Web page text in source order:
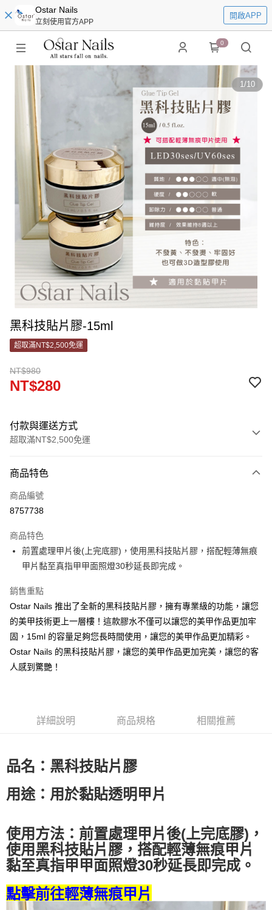
Ostar Nails
立刻使用官方APP
開啟APP
0
1/10
黑科技貼片膠-15ml
超取滿NT$2,500免運
NT$980
NT$280
付款與運送方式
超取滿NT$2,500免運
信用卡一次付款
信用卡分期付款
合作金庫商業銀行
華南商業銀行
彰化商業銀行
上海商業儲蓄銀行
台北富邦商業銀行
臺灣中小企業銀行
匯豐（台灣）商業銀行
華泰商業銀行
聯邦商業銀行
遠東國際商業銀行
元大商業銀行
永豐商業銀行
台新國際商業銀行
中國信託商業銀行
台灣樂天信用卡公司
超商取貨付款
LINE Pay
Apple Pay
悠遊付
AFTEE先享後付
相關說明
１．簡單：不需註冊會員、不需綁卡、不需儲值。
【「AFTEE先享後付」結帳流程】
１．於結帳方式選擇「AFTEE先享後付」後，將跳轉至「AFTEE先享後付」
結帳頁面，進行簡訊認證並確認金額後，即可完成結帳。
２．訂單成立數日內，您將收到繳費通知簡訊。
※ 請注意：結帳手續完成當下不需立刻繳費，但若您需要取消訂單，請聯絡
購買商品的店家。未經商家同意取消之訂單仍視為有效，需透過AFTEE先享
後付繳納相關費用。
※ 交易是否成功請以「AFTEE先享後付 」之結帳頁面顯示為準，若有關於
是否繳費成功／繳費後需取消欲退款等相關疑問，請聯繫「AFTEE先享後付
客戶支援中心」https://netprotections.freshdesk.com/support/home
【注意事項】
運送方式
每筆NT$70，滿NT$2,500(含以上)免運費
付款後全家取貨
每筆NT$70，滿NT$2,500(含以上)免運費
每筆NT$70，滿NT$2,500(含以上)免運費
付款後7-11取貨
宅配 (可指定時間)
商品特色
商品編號
8757738
商品特色
前置處理甲片後(上完底膠)，使用黑科技貼片膠，搭配輕薄無痕
甲片黏至真指甲甲面照燈30秒延長即完成。
銷售重點
Ostar Nails 推出了全新的黑科技貼片膠，擁有專業級的功能，讓您
的美甲技術更上一層樓！這款膠水不僅可以讓您的美甲作品更加牢
固，15ml 的容量足夠您長時間使用，讓您的美甲作品更加精彩。
Ostar Nails 的黑科技貼片膠，讓您的美甲作品更加完美，讓您的客
人感到驚艷！
詳細說明 商品規格 相關推薦
品名：黑科技貼片膠
用途：用於黏貼透明甲片
使用方法：前置處理甲片後(上完底膠)，
使用黑科技貼片膠，搭配輕薄無痕甲片
黏至真指甲甲面照燈30秒延長即完成。
點擊前往輕薄無痕甲片